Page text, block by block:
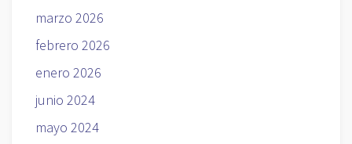
marzo 2026
febrero 2026
enero 2026
junio 2024
mayo 2024